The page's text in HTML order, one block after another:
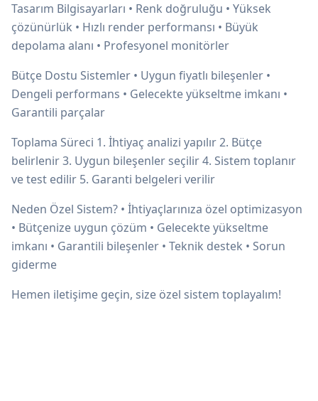
Tasarım Bilgisayarları • Renk doğruluğu • Yüksek
çözünürlük • Hızlı render performansı • Büyük
depolama alanı • Profesyonel monitörler
Bütçe Dostu Sistemler • Uygun fiyatlı bileşenler •
Dengeli performans • Gelecekte yükseltme imkanı •
Garantili parçalar
Toplama Süreci 1. İhtiyaç analizi yapılır 2. Bütçe
belirlenir 3. Uygun bileşenler seçilir 4. Sistem toplanır
ve test edilir 5. Garanti belgeleri verilir
Neden Özel Sistem? • İhtiyaçlarınıza özel optimizasyon
• Bütçenize uygun çözüm • Gelecekte yükseltme
imkanı • Garantili bileşenler • Teknik destek • Sorun
giderme
Hemen iletişime geçin, size özel sistem toplayalım!